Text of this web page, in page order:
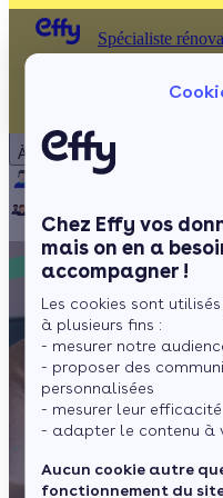
Chez Effy vos
mais on en a
accompagner !
Les cookies sont
à plusieurs fins :
- mesurer notre
- proposer des
personnalisées
- mesurer leur efficacité
- adapter le contenu à
Aucun cookie autre
fonctionnement du
À propos
Notre équipe
Spécialiste
Spécialiste